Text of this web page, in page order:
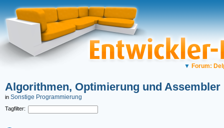
▼ Forum:
Algorithmen, Optimierung und Assembler
in Sonstige Programmierung
Tagfilter: